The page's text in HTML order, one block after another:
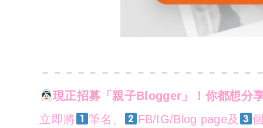
－－－－－－－－－－－－－－－－－－
現正招募「親子Blogger」！你都想分
立即將
筆名、 FB/IG/Blog page及